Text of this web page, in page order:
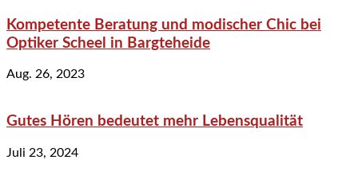
Kompetente Beratung und modischer Chic bei
Optiker Scheel in Bargteheide
Aug. 26, 2023
Gutes Hören bedeutet mehr Lebensqualität
Juli 23, 2024